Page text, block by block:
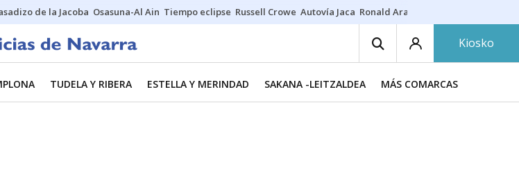
de la Jacoba Osasuna-Al Ain Tiempo eclipse Russell Crowe Autovía Jaca Ronald Araújo
Kiosko
TUDELA Y RIBERA ESTELLA Y MERINDAD SAKANA -LEITZALDEA MÁS COMARCAS